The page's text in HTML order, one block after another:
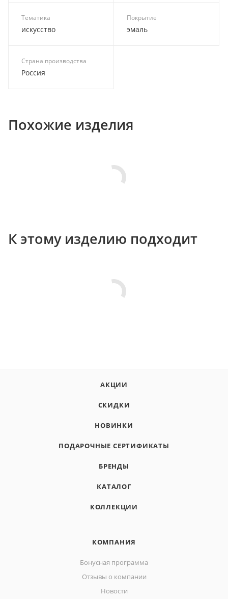
Тематика
искусство
Покрытие
эмаль
Страна производства
Россия
Похожие изделия
К этому изделию подходит
АКЦИИ
СКИДКИ
НОВИНКИ
ПОДАРОЧНЫЕ СЕРТИФИКАТЫ
БРЕНДЫ
КАТАЛОГ
КОЛЛЕКЦИИ
КОМПАНИЯ
Бонусная программа
Отзывы о компании
Новости